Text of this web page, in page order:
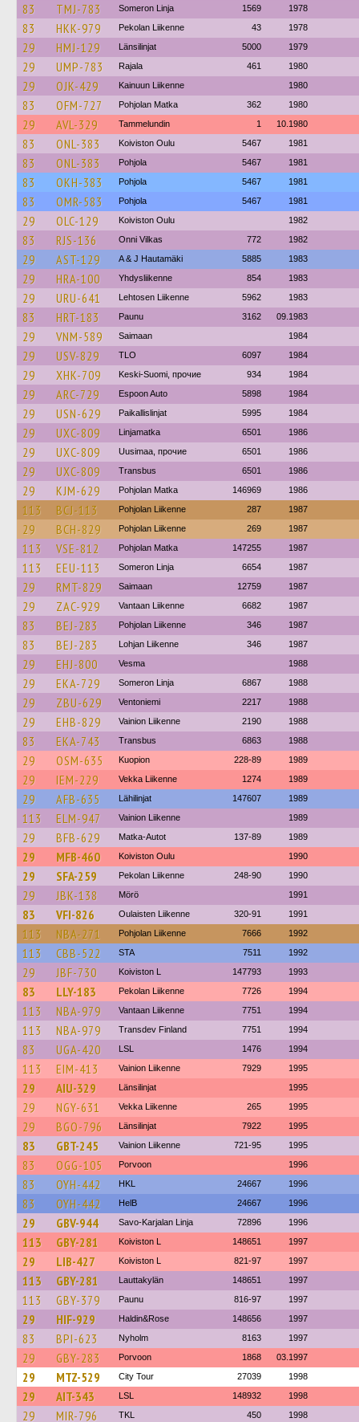
83 TMJ-783 Someron Linja 1569 1978
83 HKK-979 Pekolan Liikenne 43 1978
29 HMJ-129 Länsilinjat 5000 1979
29 UMP-783 Rajala 461 1980
29 OJK-429 Kainuun Liikenne 1980
83 OFM-727 Pohjolan Matka 362 1980
29 AVL-329 Tammelundin 1 10.1980
83 ONL-383 Koiviston Oulu 5467 1981
83 ONL-383 Pohjola 5467 1981
83 OKH-383 Pohjola 5467 1981
83 OMR-583 Pohjola 5467 1981
29 OLC-129 Koiviston Oulu 1982
83 RJS-136 Onni Vilkas 772 1982
29 AST-129 A & J Hautamäki 5885 1983
29 HRA-100 Yhdysliikenne 854 1983
29 URU-641 Lehtosen Liikenne 5962 1983
83 HRT-183 Paunu 3162 09.1983
29 VNM-589 Saimaan 1984
29 USV-829 TLO 6097 1984
29 XHK-709 Keski-Suomi, прочие 934 1984
29 ARC-729 Espoon Auto 5898 1984
29 USN-629 Paikallislinjat 5995 1984
29 UXC-809 Linjamatka 6501 1986
29 UXC-809 Uusimaa, прочие 6501 1986
29 UXC-809 Transbus 6501 1986
29 KJM-629 Pohjolan Matka 146969 1986
113 BCJ-113 Pohjolan Liikenne 287 1987
29 BCH-829 Pohjolan Liikenne 269 1987
113 VSE-812 Pohjolan Matka 147255 1987
113 EEU-113 Someron Linja 6654 1987
29 RMT-829 Saimaan 12759 1987
29 ZAC-929 Vantaan Liikenne 6682 1987
83 BEJ-283 Pohjolan Liikenne 346 1987
83 BEJ-283 Lohjan Liikenne 346 1987
29 EHJ-800 Vesma 1988
29 EKA-729 Someron Linja 6867 1988
29 ZBU-629 Ventoniemi 2217 1988
29 EHB-829 Vainion Liikenne 2190 1988
83 EKA-743 Transbus 6863 1988
29 OSM-635 Kuopion 228-89 1989
29 IEM-229 Vekka Liikenne 1274 1989
29 AFB-635 Lähilinjat 147607 1989
113 ELM-947 Vainion Liikenne 1989
29 BFB-629 Matka-Autot 137-89 1989
29 MFB-460 Koiviston Oulu 1990
29 SFA-259 Pekolan Liikenne 248-90 1990
29 JBK-138 Mörö 1991
83 VFI-826 Oulaisten Liikenne 320-91 1991
113 NBA-271 Pohjolan Liikenne 7666 1992
113 CBB-522 STA 7511 1992
29 JBF-730 Koiviston L 147793 1993
83 LLY-183 Pekolan Liikenne 7726 1994
113 NBA-979 Vantaan Liikenne 7751 1994
113 NBA-979 Transdev Finland 7751 1994
83 UGA-420 LSL 1476 1994
113 EIM-413 Vainion Liikenne 7929 1995
29 AIU-329 Länsilinjat 1995
29 NGY-631 Vekka Liikenne 265 1995
29 BGO-796 Länsilinjat 7922 1995
83 GBT-245 Vainion Liikenne 721-95 1995
83 OGG-105 Porvoon 1996
83 OYH-442 HKL 24667 1996
83 OYH-442 HelB 24667 1996
29 GBV-944 Savo-Karjalan Linja 72896 1996
113 GBY-281 Koiviston L 148651 1997
29 LIB-427 Koiviston L 821-97 1997
113 GBY-281 Lauttakylän 148651 1997
113 GBY-379 Paunu 816-97 1997
29 HIF-929 Haldin&Rose 148656 1997
83 BPI-623 Nyholm 8163 1997
29 GBY-283 Porvoon 1868 03.1997
29 MTZ-529 City Tour 27039 1998
29 AIT-343 LSL 148932 1998
29 MIR-796 TKL 450 1998